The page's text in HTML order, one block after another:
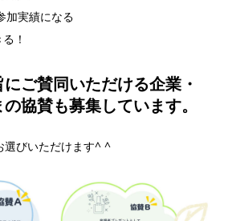
加実績になる
！
ご賛同いただける企業・
協賛も募集しています。
選びいただけます^ ^